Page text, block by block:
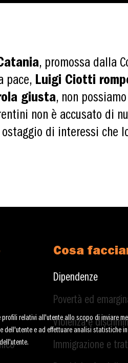
, promossa dalla
pace, Luigi Ciotti
giusta, non
non è accusato di
ostaggio di interessi che
Cosa
Dipendenze
Povertà ed
Violenza e
Immigrazione e
relativi all'utente allo scopo di inviare
e ad effettuare analisi statistiche